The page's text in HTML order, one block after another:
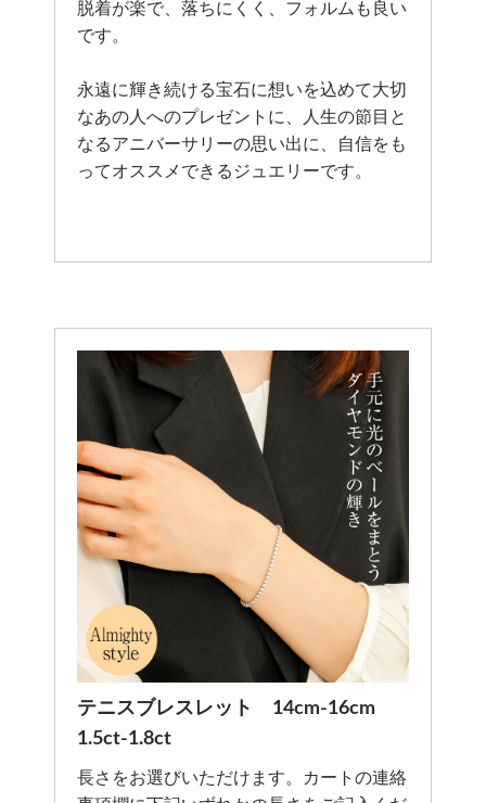
脱着が楽で、落ちにくく、フォルムも良い
です。
永遠に輝き続ける宝石に想いを込めて大切
なあの人へのプレゼントに、人生の節目と
なるアニバーサリーの思い出に、自信をも
ってオススメできるジュエリーです。
テニスブレスレット 14cm-16cm
1.5ct-1.8ct
長さをお選びいただけます。カートの連絡